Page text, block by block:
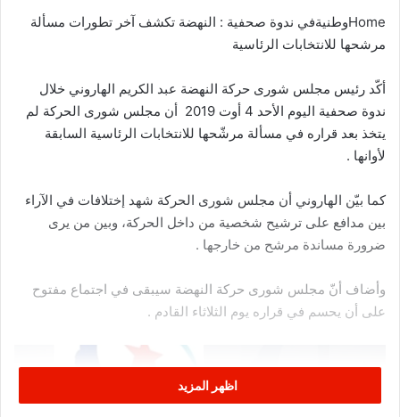
Homeوطنيةفي ندوة صحفية : النهضة تكشف آخر تطورات مسألة
مرشحها للانتخابات الرئاسية
أكّد رئيس مجلس شورى حركة النهضة عبد الكريم الهاروني خلال
ندوة صحفية اليوم الأحد 4 أوت 2019 أن مجلس شورى الحركة لم
يتخذ بعد قراره في مسألة مرشّحها للانتخابات الرئاسية السابقة
لأوانها .
كما بيّن الهاروني أن مجلس شورى الحركة شهد إختلافات في الآراء
بين مدافع على ترشيح شخصية من داخل الحركة، وبين من يرى
ضرورة مساندة مرشح من خارجها .
وأضاف أنّ مجلس شورى حركة النهضة سيبقى في اجتماع مفتوح
على أن يحسم في قراره يوم الثلاثاء القادم .
اظهر المزيد